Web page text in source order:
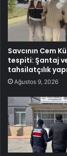
Savcının Cem
tespiti: Şantaj
tahsilatçılık
Ağustos 9, 2026